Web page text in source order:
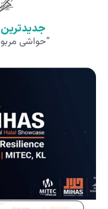
جدیدترین
“حواشی